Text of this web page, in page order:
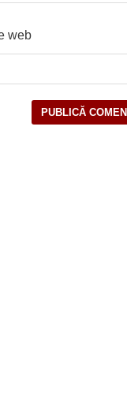
web